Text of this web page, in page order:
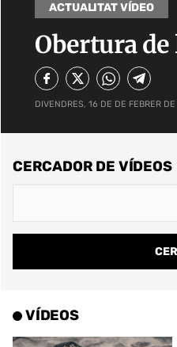
ACTUALITAT VÍDEO
Obertura
DIVENDRES, 16 DE DE FEBRER
CERCADOR DE VÍDEOS
VÍDEOS